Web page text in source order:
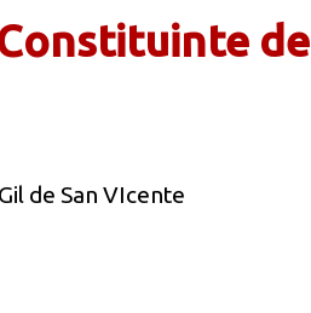
de
de San VIcente